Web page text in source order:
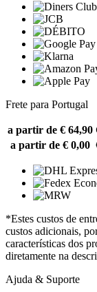
Frete para Portugal
a partir de € 64,90
a partir de € 0,00
*Estes custos de
custos adicionais,
características dos
diretamente na
Ajuda & Suporte